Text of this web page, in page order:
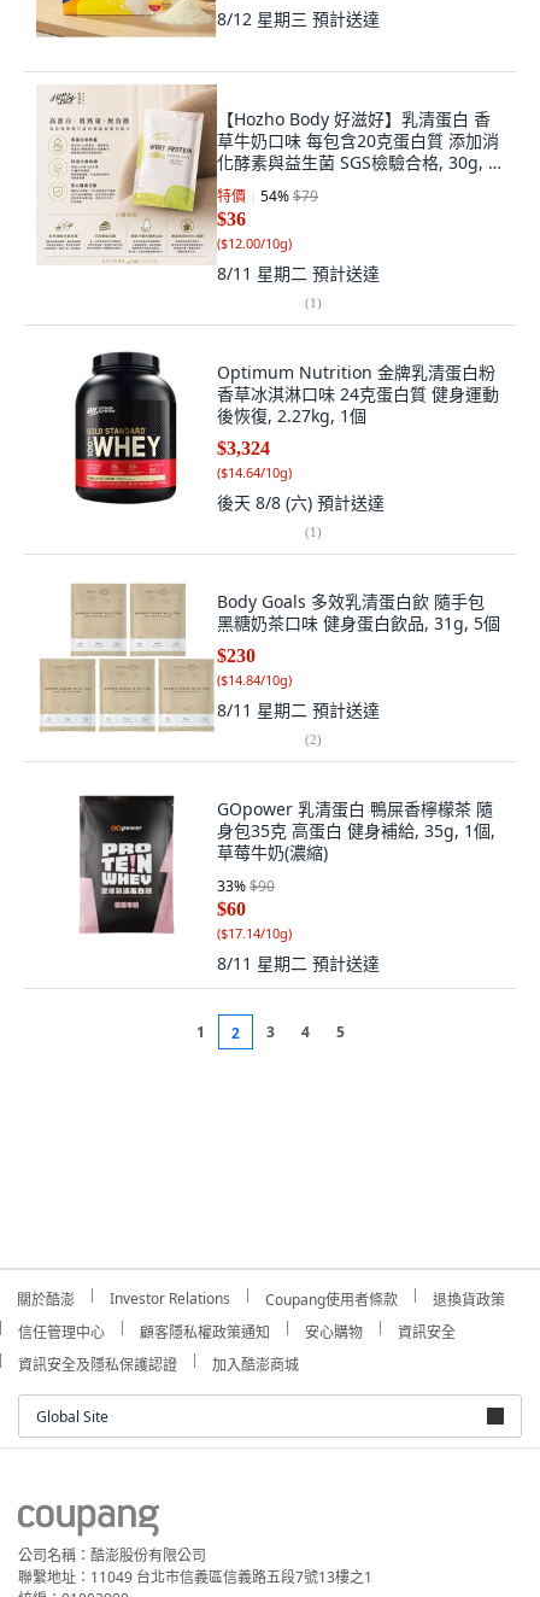
8/12 星期三 預計送達
【Hozho Body 好滋好】乳清蛋白 香
草牛奶口味 每包含20克蛋白質 添加消
化酵素與益生菌 SGS檢驗合格, 30g, 1
個
特價 54%$79
$36
($12.00/10g)
8/11 星期二 預計送達
(1)
Optimum Nutrition 金牌乳清蛋白粉
香草冰淇淋口味 24克蛋白質 健身運動
後恢復, 2.27kg, 1個
$3,324
($14.64/10g)
後天 8/8 (六) 預計送達
(1)
Body Goals 多效乳清蛋白飲 隨手包
黑糖奶茶口味 健身蛋白飲品, 31g, 5個
$230
($14.84/10g)
8/11 星期二 預計送達
(2)
GOpower 乳清蛋白 鴨屎香檸檬茶 隨
身包35克 高蛋白 健身補給, 35g, 1個,
草莓牛奶(濃縮)
33%$90
$60
($17.14/10g)
8/11 星期二 預計送達
1 2 3 4 5
關於酷澎 Investor Relations Coupang使用者條款
退換貨政策
信任管理中心
顧客隱私權政策通知 安心購物
資訊安全
資訊安全及隱私保護認證
加入酷澎商城
Global Site
公司名稱：酷澎股份有限公司
聯繫地址：11049 台北市信義區信義路五段7號13樓之1